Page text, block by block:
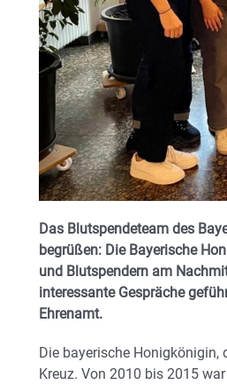
Das Blutspendeteam des
begrüßen: Die Bayerische
und Blutspendern am
interessante Gespräche
Ehrenamt.
Die bayerische Honigkönigin,
Kreuz. Von 2010 bis 2015